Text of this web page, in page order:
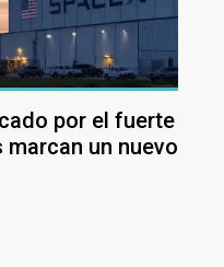
por el fuerte
un nuevo